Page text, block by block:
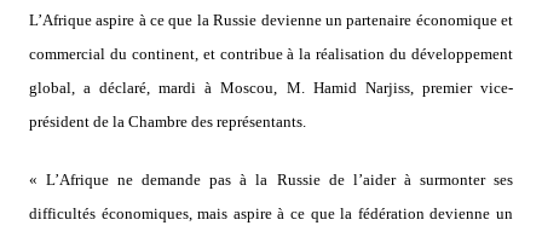
L’Afrique aspire à ce que la Russie devienne un partenaire économique et
commercial du continent, et contribue à la réalisation du développement
global, a déclaré, mardi à Moscou, M. Hamid Narjiss, premier vice-
président de la Chambre des représentants.
« L’Afrique ne demande pas à la Russie de l’aider à surmonter ses
difficultés économiques, mais aspire à ce que la fédération devienne un